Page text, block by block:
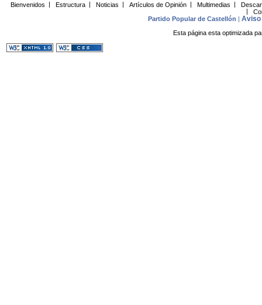
Bienvenidos Estructura Noticias Artículos de Opinión Multimedias
Partido Popular de Castellón
|Aviso
Esta página esta optimizada